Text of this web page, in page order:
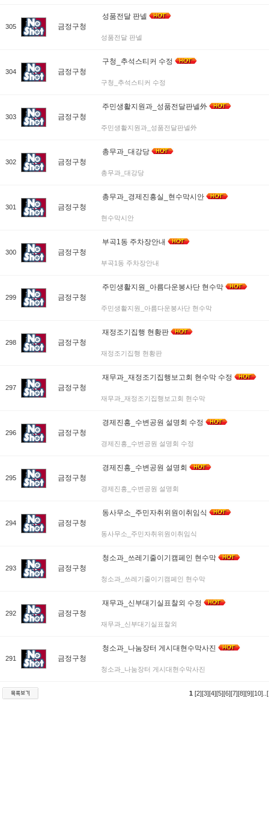
305 금정구청
성품전달 판넬
성품전달 판넬
304 금정구청
구청_추석스티커 수정
구청_추석스티커 수정
303 금정구청
주민생활지원과_성품전달판넬外
주민생활지원과_성품전달판넬外
302 금정구청
총무과_대강당
총무과_대강당
301 금정구청
총무과_경제진흥실_현수막시안
현수막시안
300 금정구청
부곡1동 주차장안내
부곡1동 주차장안내
299 금정구청
주민생활지원_아름다운봉사단 현수막
주민생활지원_아름다운봉사단 현수막
298 금정구청
재정조기집행 현황판
재정조기집행 현황판
297 금정구청
재무과_재정조기집행보고회 현수막 수정
재무과_재정조기집행보고회 현수막
296 금정구청
경제진흥_수변공원 설명회 수정
경제진흥_수변공원 설명회 수정
295 금정구청
경제진흥_수변공원 설명회
경제진흥_수변공원 설명회
294 금정구청
동사무소_주민자취위원이취임식
동사무소_주민자취위원이취임식
293 금정구청
청소과_쓰레기줄이기캠페인 현수막
청소과_쓰레기줄이기캠페인 현수막
292 금정구청
재무과_신부대기실표찰외 수정
재무과_신부대기실표찰외
291 금정구청
청소과_나눔장터 게시대현수막사진
청소과_나눔장터 게시대현수막사진
1 [2][3][4][5][6][7][8][9][10]